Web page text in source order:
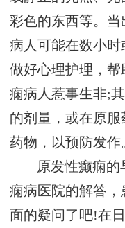
彩色的东西等。
病人可能在数小
做好心理护理，
痫病人惹事生非;
的剂量，或在原
药物，以预防发作
原发性癫痫的
痫病医院的解答
面的疑问了吧!在